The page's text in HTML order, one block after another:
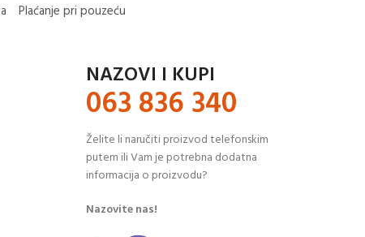
Plaćanje pri pouzeću
NAZOVI I KUPI
063 836 340
Želite li naručiti proizvod telefonskim
putem ili Vam je potrebna dodatna
informacija o proizvodu?
Nazovite nas!